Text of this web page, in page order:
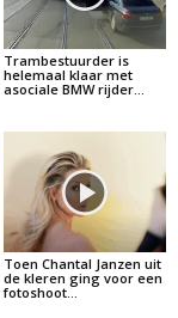
Trambestuurder is
helemaal klaar met
asociale BMW rijder…
Toen Chantal Janzen uit
de kleren ging voor een
fotoshoot…